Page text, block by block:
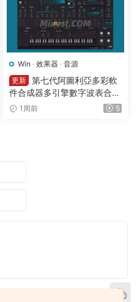
Win · 效果器 · 音源
更新 第七代阿圖利亞多彩軟
件合成器多引擎數字波表合成
器 Arturia Pigments v7.0.1 C
1周前 5